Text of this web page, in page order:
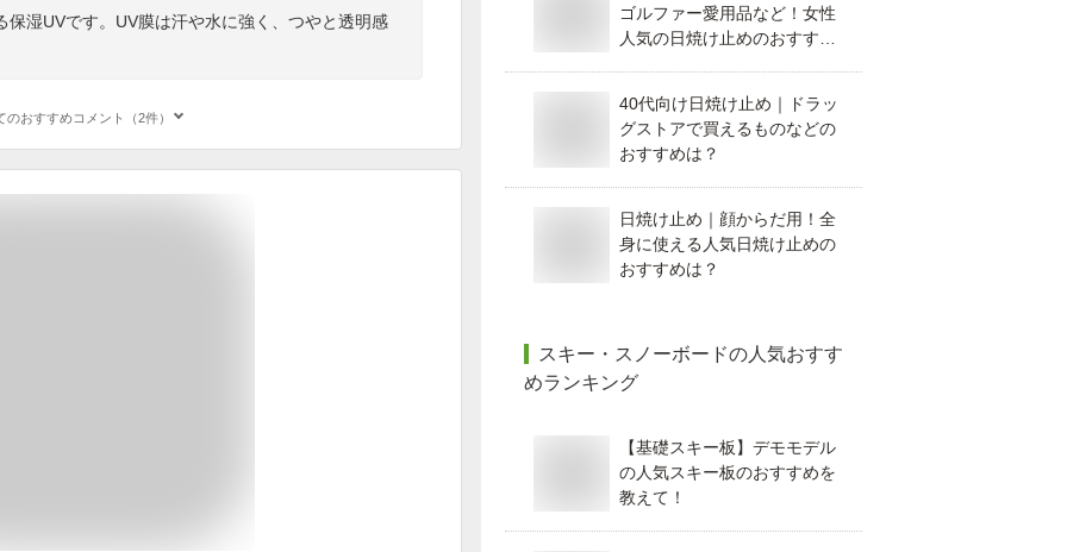
保湿UVです。UV膜は汗や水に強く、つやと透明感
のおすすめコメント（2件）
ゴルファー愛用品など！女性
人気の日焼け止めのおすすめ
40代向け日焼け止め｜ドラッ
グストアで買えるものなどの
おすすめは？
日焼け止め｜顔からだ用！全
身に使える人気日焼け止めの
おすすめは？
スキー・スノーボードの人気おすす
めランキング
【基礎スキー板】デモモデル
の人気スキー板のおすすめを
教えて！